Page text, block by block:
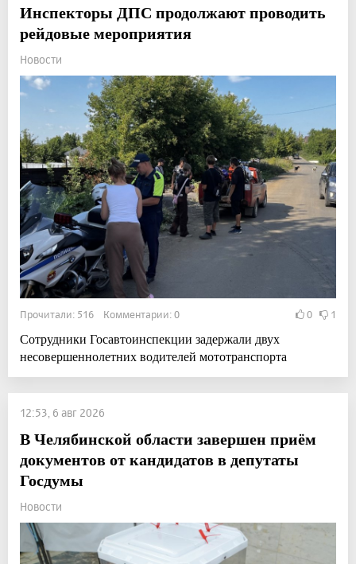
Инспекторы ДПС продолжают проводить
рейдовые мероприятия
Новости
Прочитали: 516 Комментарии: 0 0 1
Сотрудники Госавтоинспекции задержали двух
несовершеннолетних водителей мототранспорта
12:53, 6 авг 2026
В Челябинской области завершен приём
документов от кандидатов в депутаты
Госдумы
Новости